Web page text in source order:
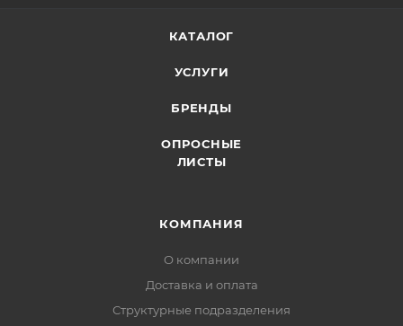
КАТАЛОГ
УСЛУГИ
БРЕНДЫ
ОПРОСНЫЕ
ЛИСТЫ
КОМПАНИЯ
О компании
Доставка и оплата
Структурные подразделения